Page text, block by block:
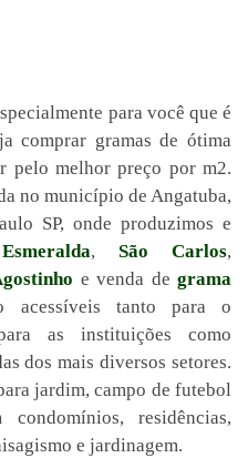
para você que é
comprar gramas de ótima
pelo melhor preço por m2.
no município de Angatuba,
SP, onde produzimos e
, São Carlos,
e venda degrama
acessíveis tanto para o
as instituições como
dos mais diversos setores.
jardim, campo de futebol
residências,
e jardinagem.